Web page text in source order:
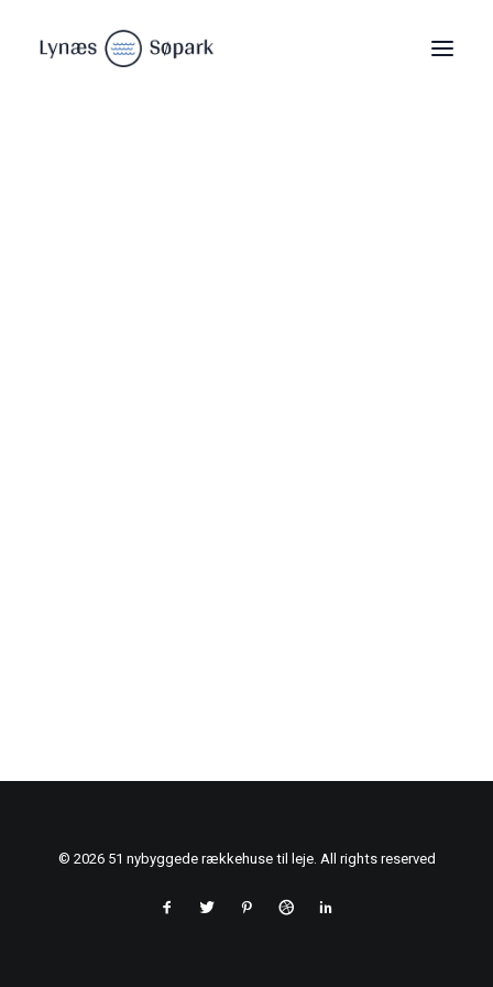
© 2026 51 nybyggede rækkehuse til leje. All rights reserved